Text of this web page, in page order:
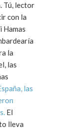
Tú, lector
con la
Hamas
la
las
las
El
lleva